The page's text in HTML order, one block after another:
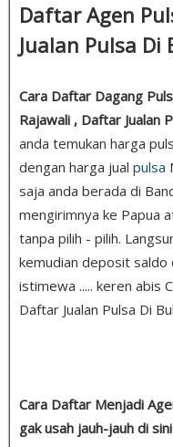
Daftar Agen
Jualan Pulsa
Cara Daftar Dagang
Rajawali , Daftar Jualan
anda temukan harga
dengan harga jual pulsa
saja anda berada di
mengirimnya ke Papua
tanpa pilih - pilih.
kemudian deposit saldo
istimewa ..... keren abis
Daftar Jualan Pulsa Di
Cara Daftar Menjadi
gak usah jauh-jauh di